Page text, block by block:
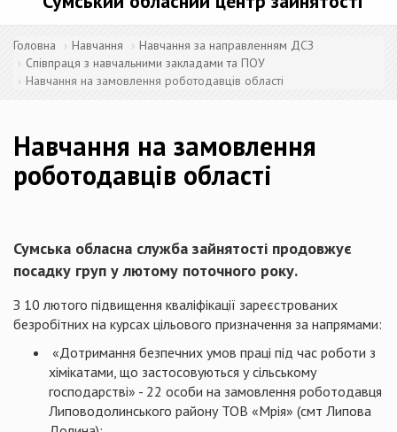
Головна Навчання
Навчання за направленням ДСЗ
Співпраця з навчальними закладами та ПОУ
Навчання на замовлення роботодавців області
Навчання на замовлення
роботодавців області
Сумська обласна служба зайнятості продовжує
посадку груп у лютому поточного року.
З 10 лютого підвищення кваліфікації зареєстрованих
безробітних на курсах цільового призначення за напрямами:
«Дотримання безпечних умов праці під час роботи з
хімікатами, що застосовуються у сільському
господарстві» - 22 особи на замовлення роботодавця
Липоводолинського району ТОВ «Мрія» (смт Липова